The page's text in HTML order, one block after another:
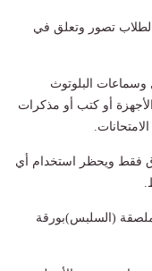
تصور وتعلق في
البلوتوث
الأجهزة أو كتب أو مذكرات
فقط ويحظر استخدام أي
(السلبس)بورقة